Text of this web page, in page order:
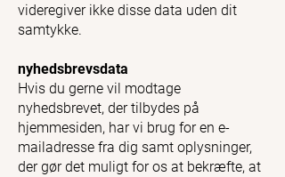
videregiver ikke disse data uden dit
samtykke.
nyhedsbrevsdata
Hvis du gerne vil modtage
nyhedsbrevet, der tilbydes på
hjemmesiden, har vi brug for en e-
mailadresse fra dig samt oplysninger,
der gør det muligt for os at bekræfte, at